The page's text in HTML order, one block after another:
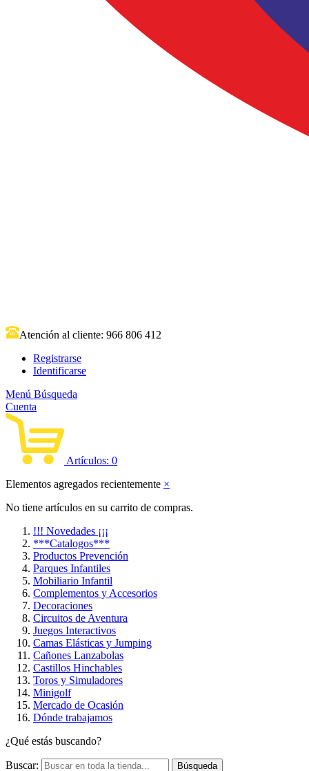
Atención al cliente: 966 806 412
Registrarse
Identificarse
Menú Búsqueda
Cuenta
Artículos: 0
Elementos agregados recientemente ×
No tiene artículos en su carrito de compras.
!!! Novedades ¡¡¡
***Catalogos***
Productos Prevención
Parques Infantiles
Mobiliario Infantil
Complementos y Accesorios
Decoraciones
Circuitos de Aventura
Juegos Interactivos
Camas Elásticas y Jumping
Cañones Lanzabolas
Castillos Hinchables
Toros y Simuladores
Minigolf
Mercado de Ocasión
Dónde trabajamos
¿Qué estás buscando?
Buscar: Búsqueda